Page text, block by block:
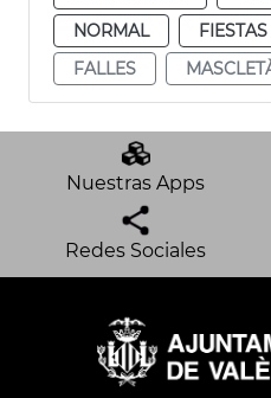
NORMAL
FIESTAS
FALLES
Nuestras Apps
Redes Sociales